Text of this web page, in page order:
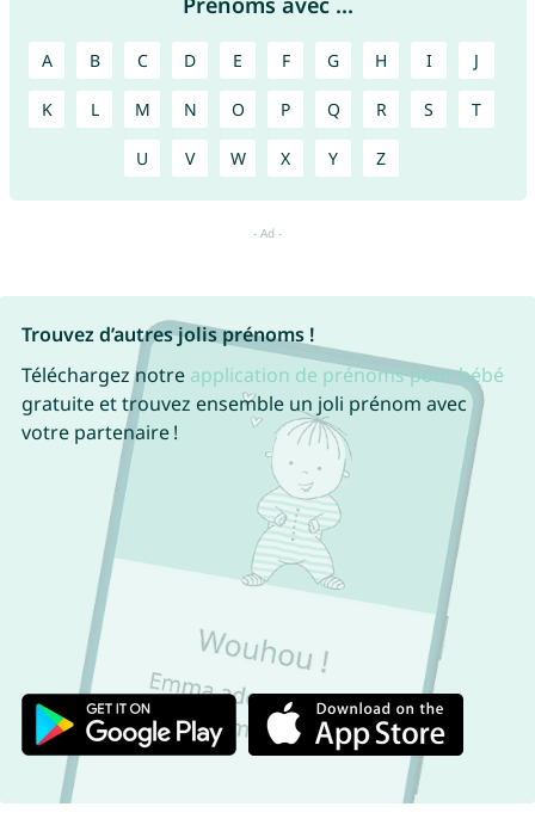
A B C D E F G H I J
K L M N O P Q R S T
U V W X Y Z
Trouvez d’autres jolis prénoms !
Téléchargez notre application de prénoms pour bébé
gratuite et trouvez ensemble un joli prénom avec
votre partenaire !